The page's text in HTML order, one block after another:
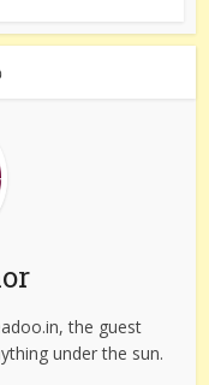
the guest
under the sun.